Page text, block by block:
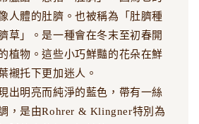
人體的肚臍。也被稱為「肚臍種
草」。是一種會在冬末至初春開
植物。這些小巧鮮豔的花朵在鮮
襯托下更加迷人。
出明亮而純淨的藍色，帶有一絲
，是由Rohrer & Klingner特別為